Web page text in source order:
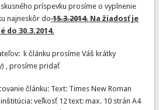
príspevku prosíme o vyplnenie
najneskôr do15.3.2014.Na žiadosť je
do 30.3.2014.
k článku prosíme Váš krátky
, prosíme pridať
článku: Text: Times New Roman
veľkosť 12 text: max. 10 strán A4